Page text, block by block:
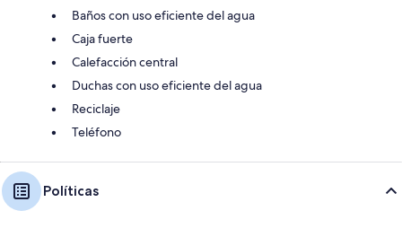
Baños con uso eficiente del agua
Caja fuerte
Calefacción central
Duchas con uso eficiente del agua
Reciclaje
Teléfono
Políticas